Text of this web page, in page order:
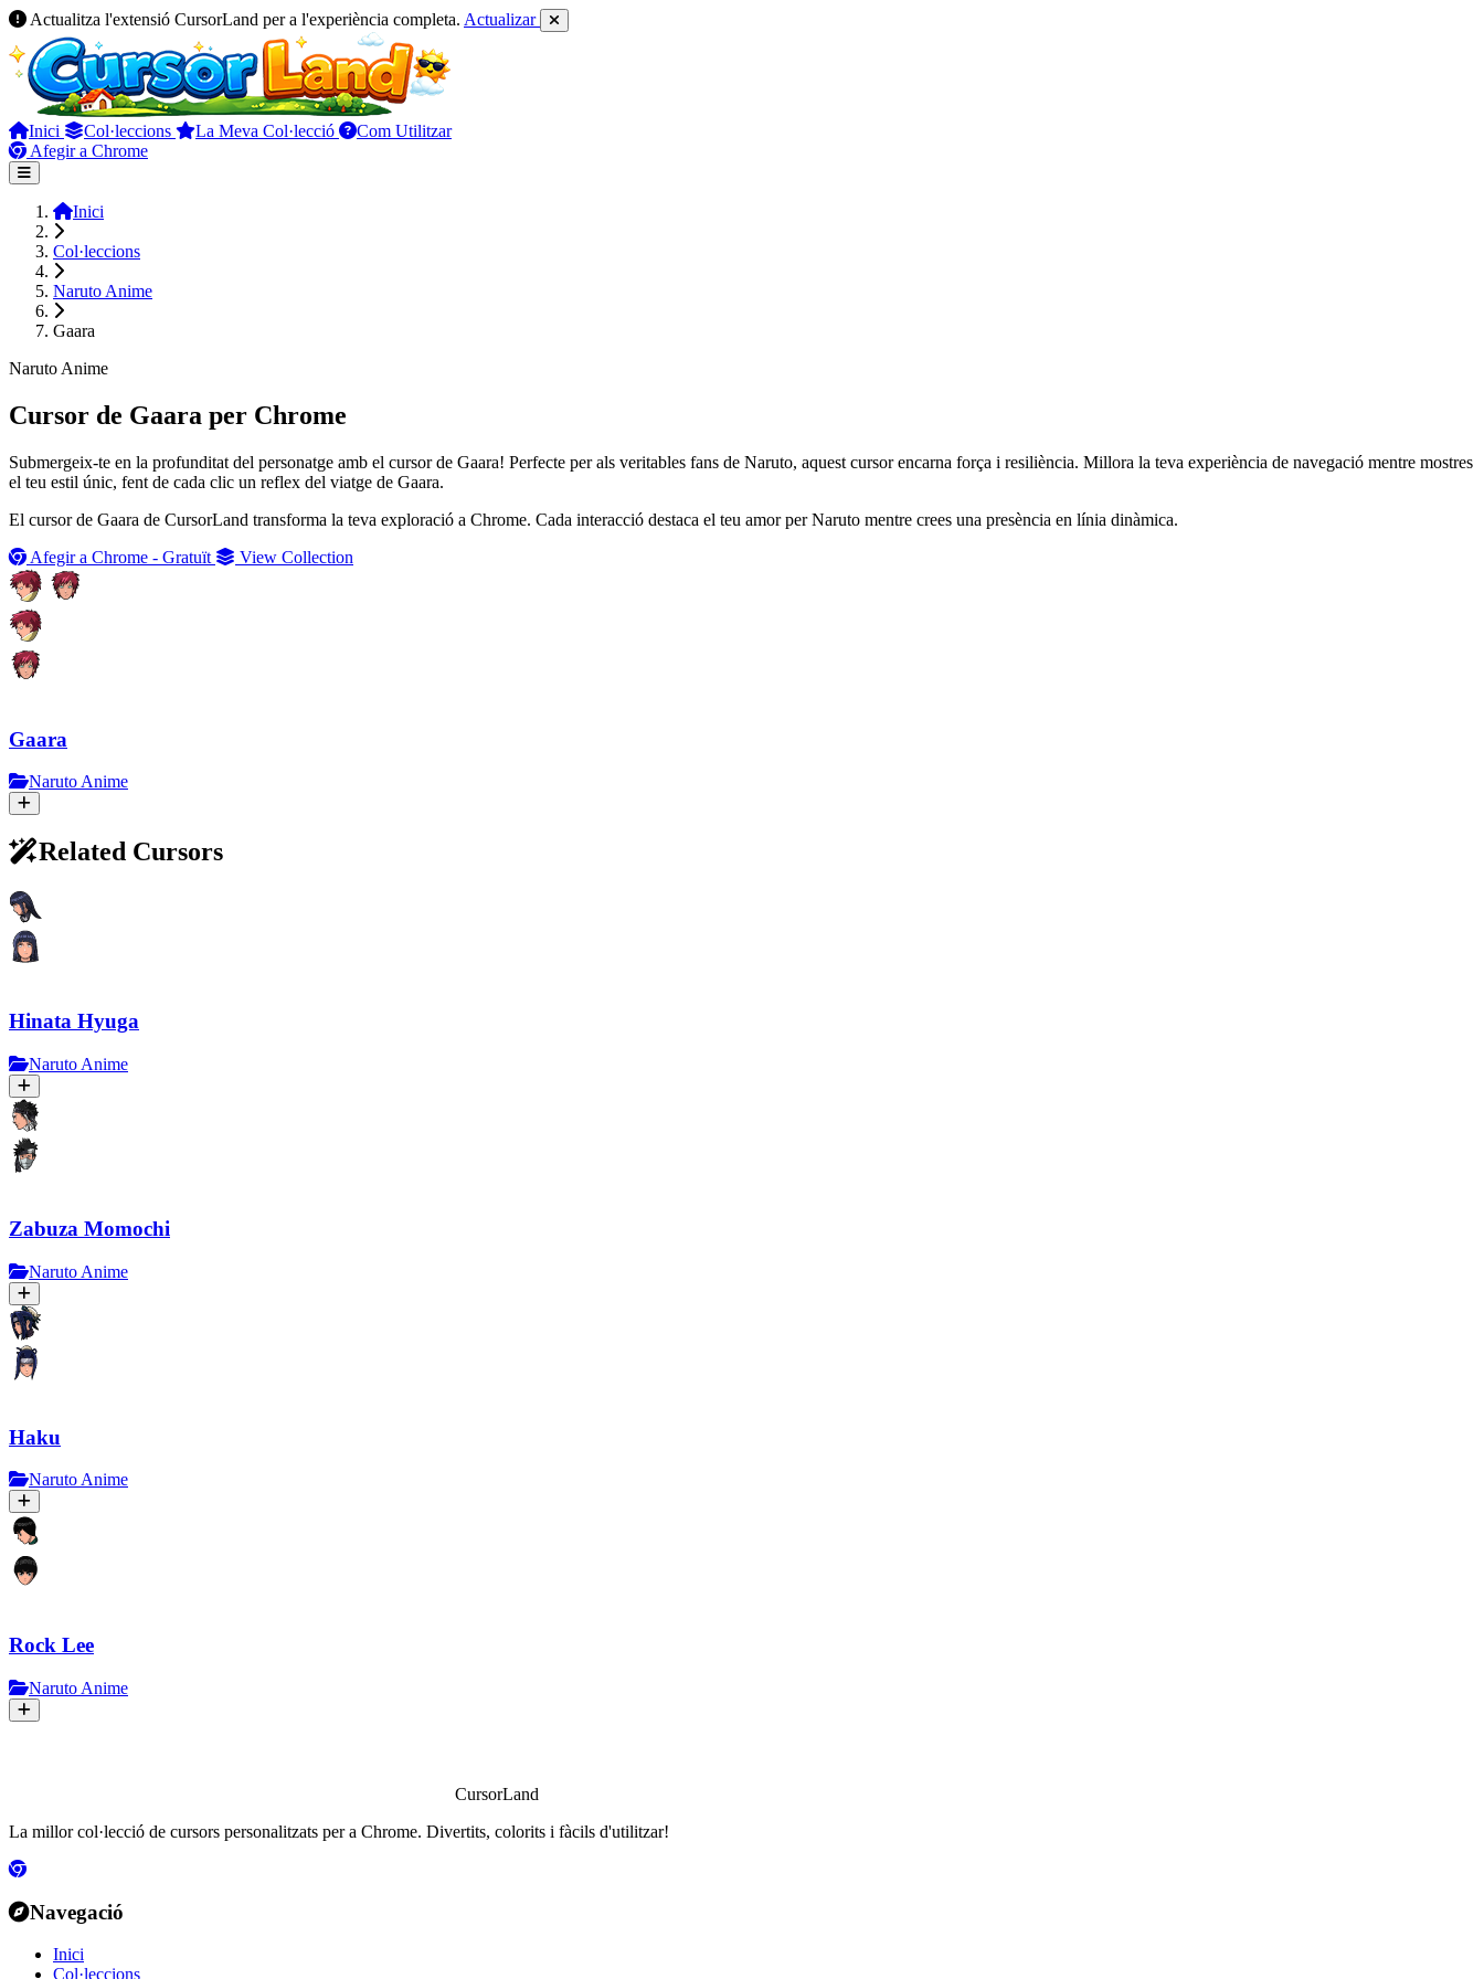
Actualitza l'extensió CursorLand per a l'experiència completa. Actualizar
Inici Col·leccions La Meva Col·lecció
Com Utilitzar
Afegir a Chrome
Inici
Col·leccions
Naruto Anime
Gaara
Naruto Anime
Cursor de Gaara per Chrome
Submergeix-te en la profunditat del personatge amb el cursor de Gaara! Perfecte per als veritables fans de Naruto, aquest cursor encarna força i resiliència. Millora la teva experiència de navegació mentre mostres
el teu estil únic, fent de cada clic un reflex del viatge de Gaara.
El cursor de Gaara de CursorLand transforma la teva exploració a Chrome. Cada interacció destaca el teu amor per Naruto mentre crees una presència en línia dinàmica.
Afegir a Chrome - Gratuït
View Collection
Gaara
Naruto Anime
Related Cursors
Hinata Hyuga
Naruto Anime
Zabuza Momochi
Naruto Anime
Haku
Naruto Anime
Rock Lee
Naruto Anime
CursorLand
La millor col·lecció de cursors personalitzats per a Chrome. Divertits, colorits i fàcils d'utilitzar!
Navegació
Inici
Col·leccions